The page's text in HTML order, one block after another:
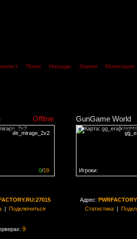
Поиск Награды Звания Мониторинг
Offline
de_mirage_2x2
0/19
GunGame World
Игроки:
| Подключиться
Адрес:
Статистика|
9